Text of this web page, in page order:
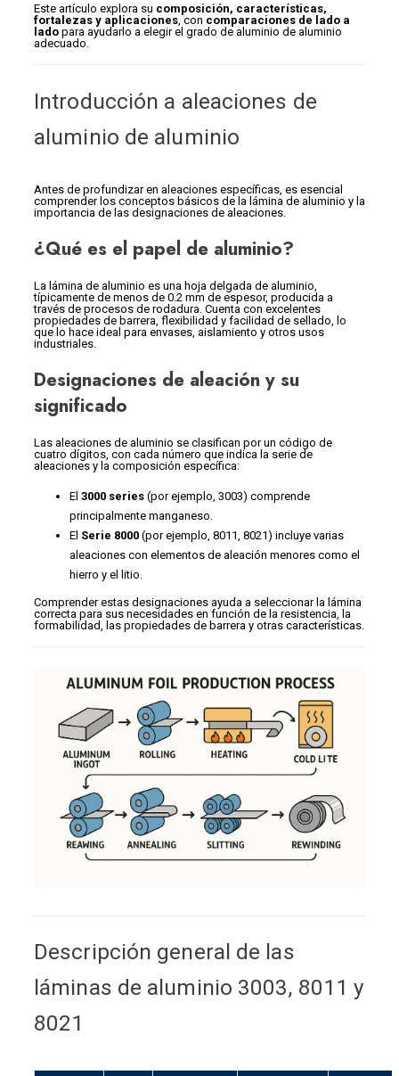
Este artículo explora su composición, características,
fortalezas y aplicaciones , con comparaciones de lado a
lado para ayudarlo a elegir el grado de aluminio de aluminio
adecuado.
Introducción a aleaciones de
aluminio de aluminio
Antes de profundizar en aleaciones específicas, es esencial
comprender los conceptos básicos de la lámina de aluminio y la
importancia de las designaciones de aleaciones.
¿Qué es el papel de aluminio?
La lámina de aluminio es una hoja delgada de aluminio,
típicamente de menos de 0.2 mm de espesor, producida a
través de procesos de rodadura. Cuenta con excelentes
propiedades de barrera, flexibilidad y facilidad de sellado, lo
que lo hace ideal para envases, aislamiento y otros usos
industriales.
Designaciones de aleación y su
significado
Las aleaciones de aluminio se clasifican por un código de
cuatro dígitos, con cada número que indica la serie de
aleaciones y la composición específica:
El 3000 series (por ejemplo, 3003) comprende
principalmente manganeso.
El Serie 8000 (por ejemplo, 8011, 8021) incluye varias
aleaciones con elementos de aleación menores como el
hierro y el litio.
Comprender estas designaciones ayuda a seleccionar la lámina
correcta para sus necesidades en función de la resistencia, la
formabilidad, las propiedades de barrera y otras características.
Descripción general de las
láminas de aluminio 3003, 8011 y
8021